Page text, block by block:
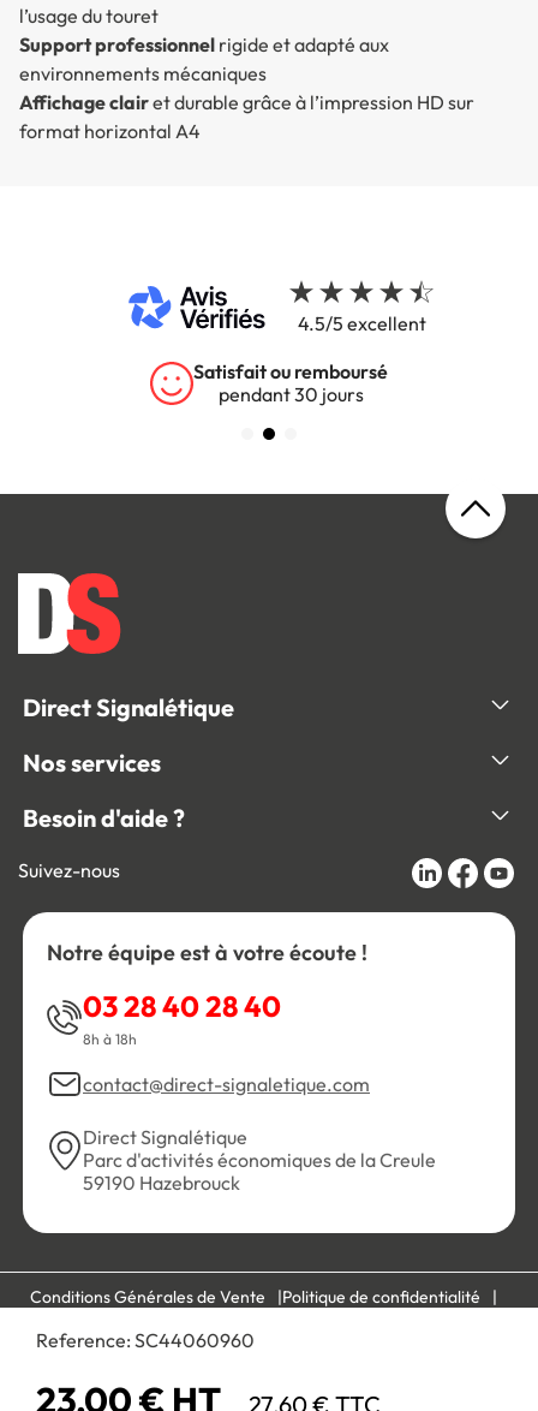
Reference: SC44060960
23,00 € HT 27,60 € TTC
l’usage du touret
Support professionnel rigide et adapté aux
environnements mécaniques
Affichage clairet durable grâce à l’impression HD sur
format horizontal A4
4.5/5 excellent
Garantie 5 ans
sur tous nos produits
Direct Signalétique
Nos services
Besoin d'aide ?
Suivez-nous
Notre équipe est à votre écoute !
03 28 40 28 40
8h à 18h
contact@direct-signaletique.com
Direct Signalétique
Parc d'activités économiques de la Creule
59190 Hazebrouck
Conditions Générales de Vente
Politique de confidentialité
Mentions légales